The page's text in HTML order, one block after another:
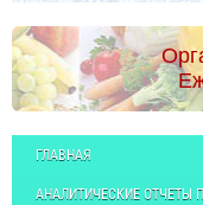
ГЛАВНАЯ
АНАЛИТИЧЕСКИЕ ОТЧЕТЫ